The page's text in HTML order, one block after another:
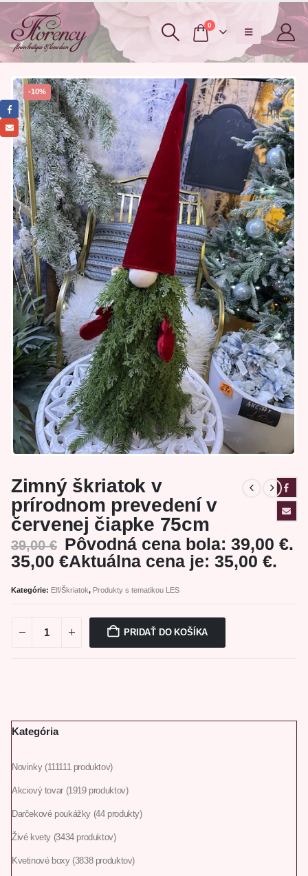
0
-10%
Zimný škriatok v
prírodnom prevedení v
červenej čiapke 75cm
39,00€ Pôvodná cena bola: 39,00 €.
35,00 €Aktuálna cena je: 35,00 €.
Kategórie: Elf/Škriatok, Produkty s tematikou LES
PRIDAŤ DO KOŠÍKA
Kategória
Novinky 111111 produktov
Akciový tovar 1919 produktov
Darčekové poukážky 44 produkty
Živé kvety 3434 produktov
Kvetinové boxy 3838 produktov